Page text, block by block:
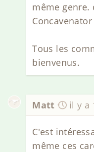
même genre.
Tous les
bienvenus.
Matt il y a
C'est
même ces